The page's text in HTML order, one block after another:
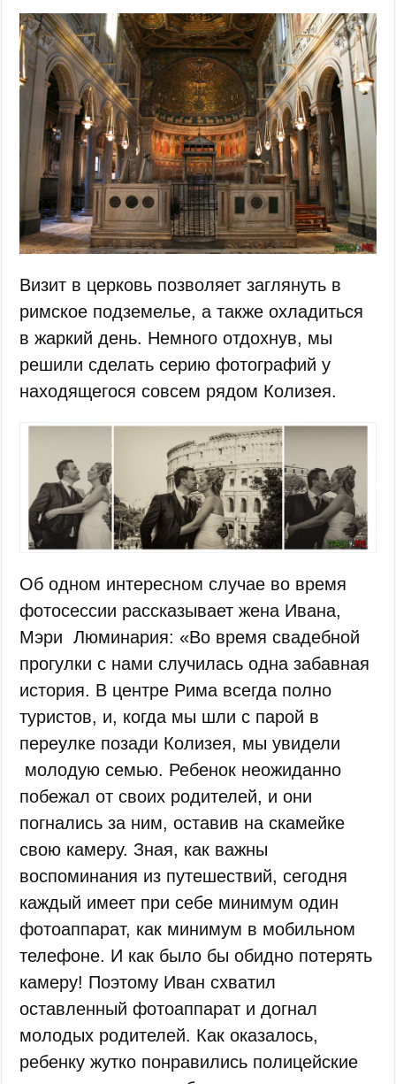
Визит в церковь позволяет заглянуть в
римское подземелье, а также охладиться
в жаркий день. Немного отдохнув, мы
решили сделать серию фотографий у
находящегося совсем рядом Колизея.
Об одном интересном случае во время
фотосессии рассказывает жена Ивана,
Мэри Люминария: «Во время свадебной
прогулки с нами случилась одна забавная
история. В центре Рима всегда полно
туристов, и, когда мы шли с парой в
переулке позади Колизея, мы увидели
молодую семью. Ребенок неожиданно
побежал от своих родителей, и они
погнались за ним, оставив на скамейке
свою камеру. Зная, как важны
воспоминания из путешествий, сегодня
каждый имеет при себе минимум один
фотоаппарат, как минимум в мобильном
телефоне. И как было бы обидно потерять
камеру! Поэтому Иван схватил
оставленный фотоаппарат и догнал
молодых родителей. Как оказалось,
ребенку жутко понравились полицейские